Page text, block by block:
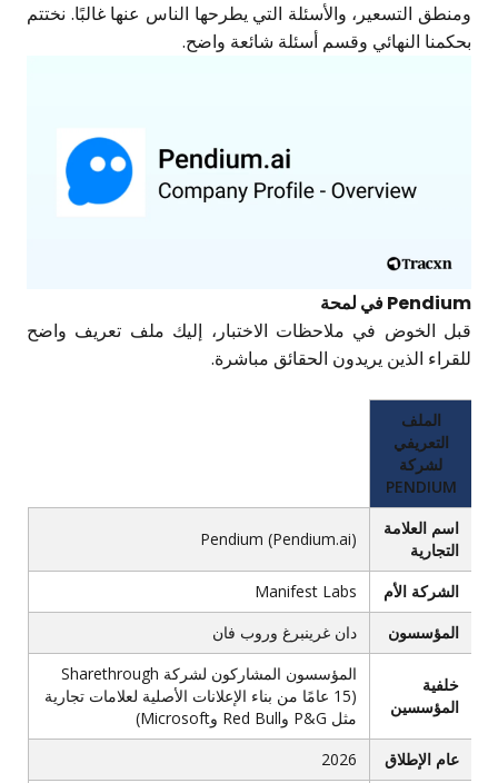
ومنطق التسعير، والأسئلة التي يطرحها الناس عنها غالبًا. نختتم
بحكمنا النهائي وقسم أسئلة شائعة واضح.
Pendium في لمحة
قبل الخوض في ملاحظات الاختبار، إليك ملف تعريف واضح
للقراء الذين يريدون الحقائق مباشرة.
الملف
التعريفي
لشركة
PENDIUM
اسم العلامة
التجارية
Pendium (Pendium.ai)
الشركة الأم
Manifest Labs
المؤسسون
دان غرينبرغ وروب فان
خلفية
المؤسسين
المؤسسون المشاركون لشركة Sharethrough
(15 عامًا من بناء الإعلانات الأصلية لعلامات تجارية
مثل P&G وRed Bull وMicrosoft)
عام الإطلاق
2026